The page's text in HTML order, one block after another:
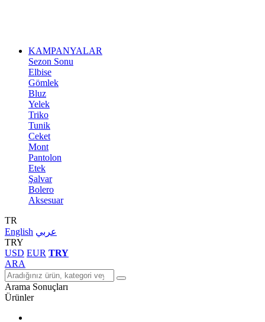
KAMPANYALAR
Sezon Sonu
Elbise
Gömlek
Bluz
Yelek
Triko
Tunik
Ceket
Mont
Pantolon
Etek
Şalvar
Bolero
Aksesuar
TR
English عربي
TRY
USD EUR TRY
ARA
Arama Sonuçları
Ürünler